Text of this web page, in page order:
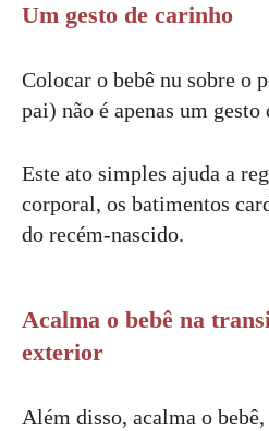
Um gesto de carinho
Colocar o bebê nu sobre o
pai) não é apenas um gesto
Este ato simples ajuda a
corporal, os batimentos
do recém-nascido.
Acalma o bebê na
exterior
Além disso, acalma o